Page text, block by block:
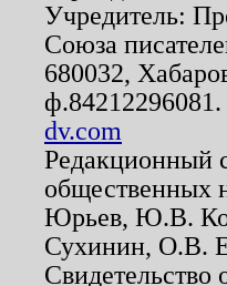
Учредитель:
Союза
680032,
dv.com
Редакционный
Юрьев, Ю.В.
Сухинин, О.В.